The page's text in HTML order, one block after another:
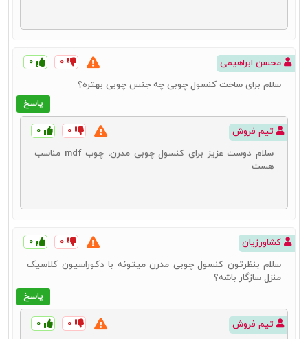
محسن ابراهیمی ۰ ۰
پاسخ
سلام برای ساخت کنسول چوبی چه جنس چوبی بهتره؟
تیم فروش ۰ ۰
سلام دوست عزیز برای کنسول چوبی مدرن، چوب mdf مناسب
هست
کشاورزیان ۰ ۰
پاسخ
سلام بنظرتون کنسول چوبی مدرن میتونه با دکوراسیون کلاسیک
منزل سازگار باشه؟
تیم فروش ۰ ۰